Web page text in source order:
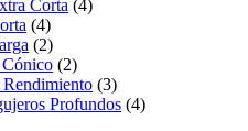
Corta (4)
(4)
(2)
(2)
(3)
Profundos (4)